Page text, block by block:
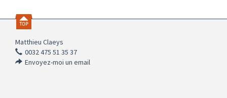
Matthieu Claeys
0032 475 51 35 37
Envoyez-moi un email